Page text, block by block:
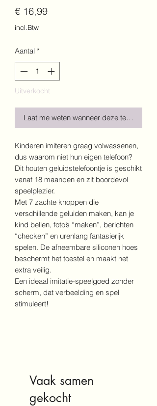
€ 16,99Prijs
incl.Btw
Aantal *
Uitverkocht
Laat me weten wanneer deze terug is!
Kinderen imiteren graag volwassenen,
dus waarom niet hun eigen telefoon?
Dit houten geluidstelefoontje is geschikt
vanaf 18 maanden en zit boordevol
speelplezier.
Met 7 zachte knoppen die
verschillende geluiden maken, kan je
kind bellen, foto’s “maken”, berichten
“checken” en urenlang fantasierijk
spelen. De afneembare siliconen hoes
beschermt het toestel en maakt het
extra veilig.
Een ideaal imitatie-speelgoed zonder
scherm, dat verbeelding en spel
stimuleert!
Vaak samen
gekocht